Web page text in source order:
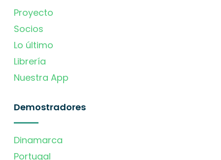
Proyecto
Socios
Lo último
Librería
Nuestra App
Demostradores
Dinamarca
Portugal